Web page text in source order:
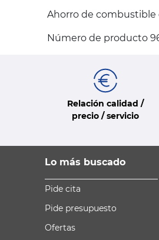
Ahorro de
Número de producto
Relación calidad /
precio / servicio
Lo más buscado
Pide cita
Pide presupuesto
Ofertas